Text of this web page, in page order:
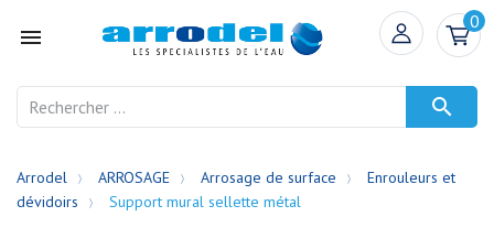

0

Arrodel ARROSAGE Arrosage de surface
Enrouleurs et
dévidoirs
Support mural sellette métal